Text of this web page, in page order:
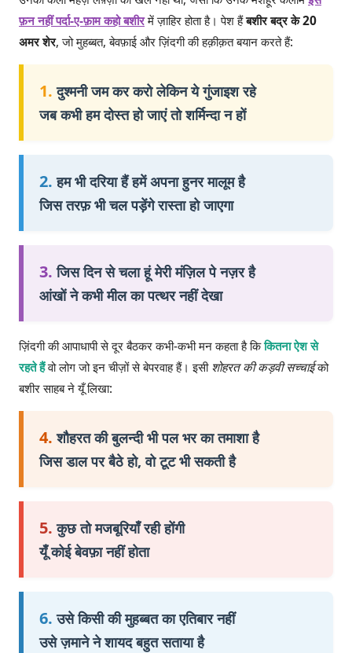
फ़न नहीं पर्दा-ए-फ़ाम कहो बशीरमें ज़ाहिर होता है। पेश हैंबशीर बद्र के 20
अमर शेर, जो मुहब्बत, बेवफ़ाई और ज़िंदगी की हक़ीक़त बयान करते हैं:
1. दुश्मनी जम कर करो लेकिन ये गुंजाइश रहे
जब कभी हम दोस्त हो जाएं तो शर्मिन्दा न हों
2. हम भी दरिया हैं हमें अपना हुनर मालूम है
जिस तरफ़ भी चल पड़ेंगे रास्ता हो जाएगा
3. जिस दिन से चला हूं मेरी मंज़िल पे नज़र है
आंखों ने कभी मील का पत्थर नहीं देखा
ज़िंदगी की आपाधापी से दूर बैठकर कभी-कभी मन कहता है किकितना ऐश से
रहते हैंवो लोग जो इन चीज़ों से बेपरवाह हैं। इसीशोहरत की कड़वी सच्चाईको
बशीर साहब ने यूँ लिखा:
4. शौहरत की बुलन्दी भी पल भर का तमाशा है
जिस डाल पर बैठे हो, वो टूट भी सकती है
5. कुछ तो मजबूरियाँ रही होंगी
यूँ कोई बेवफ़ा नहीं होता
6. उसे किसी की मुहब्बत का एतिबार नहीं
उसे ज़माने ने शायद बहुत सताया है